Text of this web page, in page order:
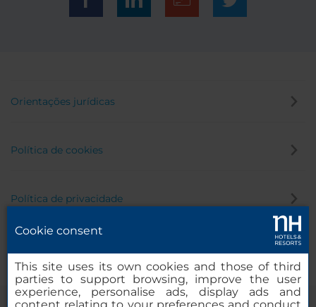
Orientações jurídicas
Política de cookies
Política de privacidade
Cookie consent
This site uses its own cookies and those of third
parties to support browsing, improve the user
experience, personalise ads, display ads and